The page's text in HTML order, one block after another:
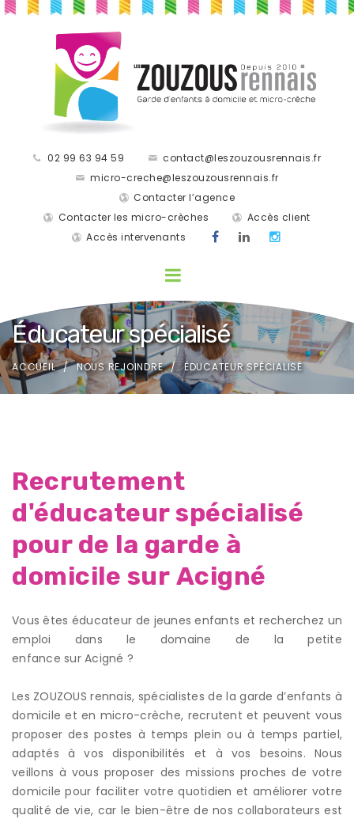
02 99 63 94 59
contact@leszouzousrennais.fr
micro-creche@leszouzousrennais.fr
Contacter l’agence
Contacter les micro-crèches
Accès client
Accès intervenants
Éducateur spécialisé
ACCUEIL NOUS REJOINDRE ÉDUCATEUR SPÉCIALISÉ
Recrutement
d'éducateur spécialisé
pour de la garde à
domicile sur Acigné
Vous êtes éducateur de jeunes enfants et recherchez un
emploi dans le domaine de la petite
enfance sur Acigné ?
Les ZOUZOUS rennais, spécialistes de la garde d’enfants à
domicile et en micro-crèche, recrutent et peuvent vous
proposer des postes à temps plein ou à temps partiel,
adaptés à vos disponibilités et à vos besoins. Nous
veillons à vous proposer des missions proches de votre
domicile pour faciliter votre quotidien et améliorer votre
qualité de vie, car le bien-être de nos collaborateurs est